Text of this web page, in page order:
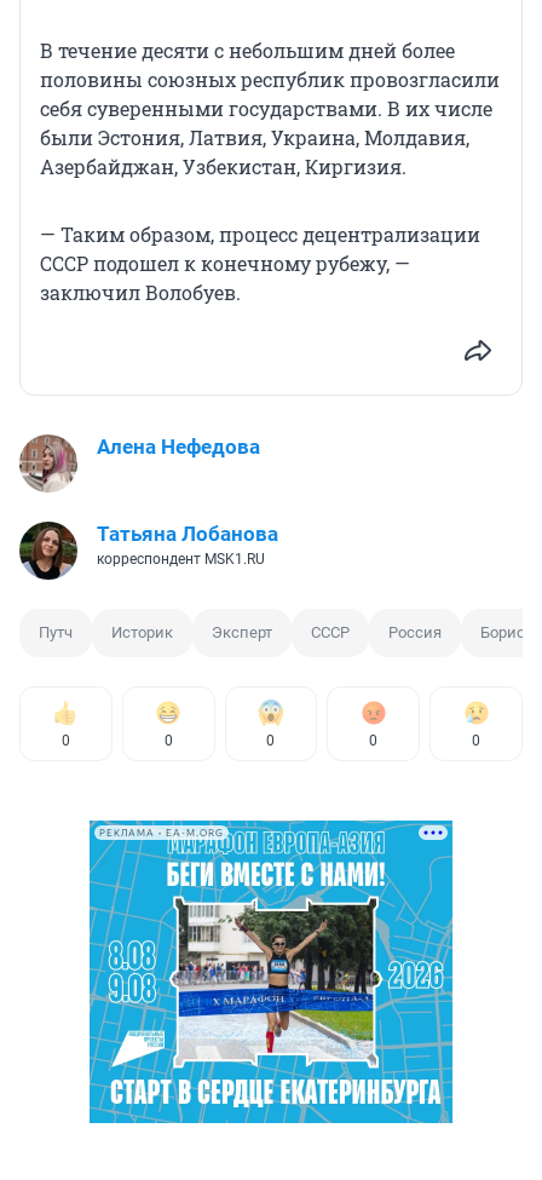
В течение десяти с небольшим дней более
половины союзных республик провозгласили
себя суверенными государствами. В их числе
были Эстония, Латвия, Украина, Молдавия,
Азербайджан, Узбекистан, Киргизия.
— Таким образом, процесс децентрализации
СССР подошел к конечному рубежу, —
заключил Волобуев.
Алена Нефедова
Татьяна Лобанова
корреспондент MSK1.RU
Путч Историк Эксперт СССР Россия Борис
0 0 0 0 0
РЕКЛАМА • EA-M.ORG